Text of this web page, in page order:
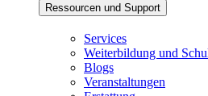
Ressourcen und Support
Services
Weiterbildung und
Blogs
Veranstaltungen